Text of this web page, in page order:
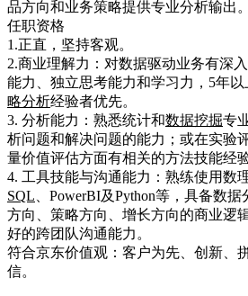
品方向和业务策略提供专业分析输出。
任职资格
1.正直，坚持客观。
2.商业理解力：对数据驱动业务有深
能力、独立思考能力和学习力，5年以
略分析经验者优先。
3. 分析能力：熟悉统计和数据挖掘专
析问题和解决问题的能力；或在实验
量价值评估方面有相关的方法技能经验
4. 工具技能与沟通能力：熟练使用数
SQL 、PowerBI及Python等，具备数
方向、策略方向、增长方向的商业逻
好的跨团队沟通能力。
符合京东价值观：客户为先、创新、
信。